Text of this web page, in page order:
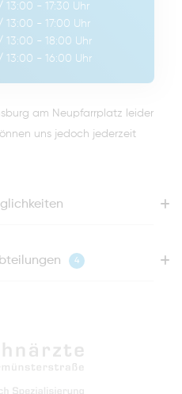
13:00 - 17:30 Uhr
13:00 - 17:00 Uhr
13:00 - 18:00 Uhr
13:00 - 16:00 Uhr
am Neupfarrplatz leider
uns jedoch jederzeit
4